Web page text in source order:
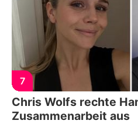
7
Chris Wolfs rechte
Zusammenarbeit aus